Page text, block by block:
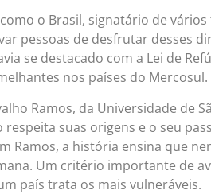
o Brasil, signatário de
pessoas de desfrutar desses
se destacado com a Lei de
nos países do Mercosul.
Ramos, da Universidade de
suas origens e o seu
Ramos, a história ensina que
Um critério importante de
país trata os mais vulneráveis.